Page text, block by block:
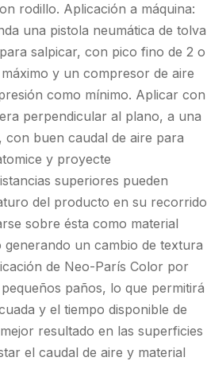
rodillo. Aplicación a máquina:
una pistola neumática de tolva
salpicar, con pico fino de 2 o
y un compresor de aire
como mínimo. Aplicar con
perpendicular al plano, a una
con buen caudal de aire para
y proyecte
superiores pueden
del producto en su recorrido
sobre ésta como material
un cambio de textura
de Neo-París Color por
paños, lo que permitirá
y el tiempo disponible de
resultado en las superficies
el caudal de aire y material